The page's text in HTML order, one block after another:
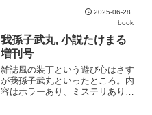
ともあり、徴収側の理屈に偏って
2025-06-28
book
我孫子武丸, 小説たけまる
増刊号
雑誌風の装丁という遊び心はさす
が我孫子武丸といったところ。内
容はホラーあり、ミステリありの